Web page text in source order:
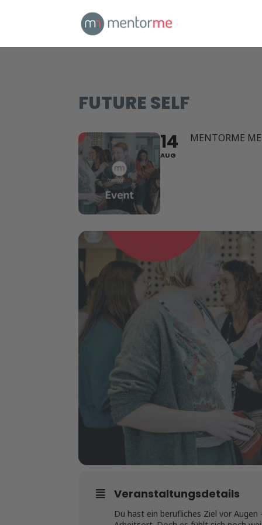
FUTURE SELF
14
AUG
MENTORME
Veranstaltungsdetails
Du hast ein berufliches Ziel vor